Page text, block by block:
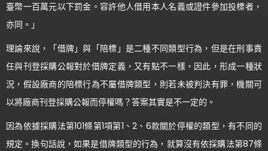
臺幣一百萬元以下罰金。容許他人借用本人名義或證件參加投標者，
亦同。」
理論來說，「借牌」與「陪標」是二種不同類型行為，但是在刑事責
任與刊登採購公報對於借牌定義，又有點不一樣，因此，形成一種狀
況，假設廠商的陪標行為不屬借牌類型，則若未被判決有罪，機關可
以將廠商刊登採購公報而停權嗎？答案其實是不一定的。
因為依據採購法第101條第1項第1、2、6款關於停權的類型，有不同的
規定。換句話說，如果是借牌類型的行為，就算沒有依採購法第87條